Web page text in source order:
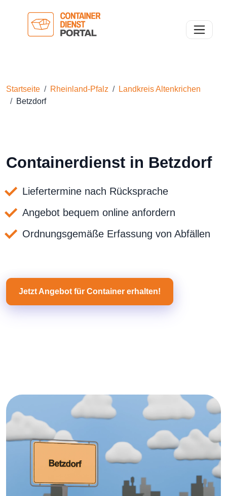
Toggle
Startseite Rheinland-Pfalz
Landkreis Altenkrichen
Betzdorf
Containerdienst in Betzdorf
Liefertermine nach Rücksprache
Angebot bequem online anfordern
Ordnungsgemäße Erfassung von Abfällen
Jetzt Angebot für Container erhalten!